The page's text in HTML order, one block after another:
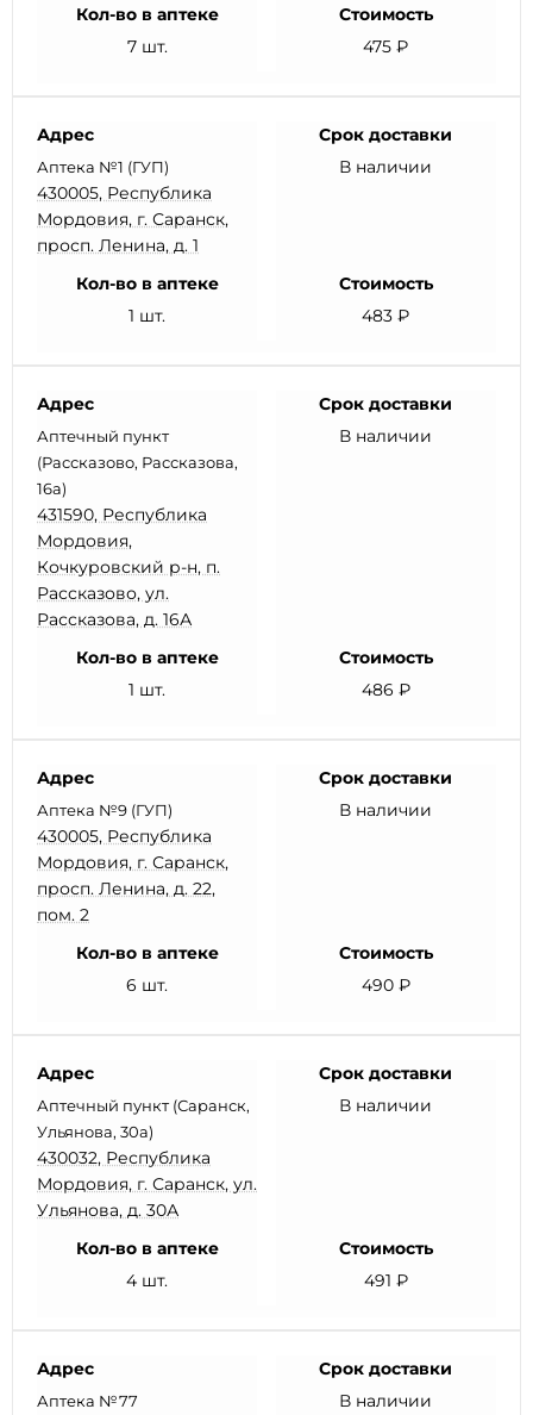
Кол-во в аптеке
7 шт.
Стоимость
475 ₽
Адрес
Аптека №1 (ГУП)
430005, Республика
Мордовия, г. Саранск,
просп. Ленина, д. 1
Срок доставки
В наличии
Кол-во в аптеке
1 шт.
Стоимость
483 ₽
Адрес
Аптечный пункт
(Рассказово, Рассказова,
16а)
431590, Республика
Мордовия,
Кочкуровский р-н, п.
Рассказово, ул.
Рассказова, д. 16А
Срок доставки
В наличии
Кол-во в аптеке
1 шт.
Стоимость
486 ₽
Адрес
Аптека №9 (ГУП)
430005, Республика
Мордовия, г. Саранск,
просп. Ленина, д. 22,
пом. 2
Срок доставки
В наличии
Кол-во в аптеке
6 шт.
Стоимость
490 ₽
Адрес
Аптечный пункт (Саранск,
Ульянова, 30а)
430032, Республика
Мордовия, г. Саранск, ул.
Ульянова, д. 30А
Срок доставки
В наличии
Кол-во в аптеке
4 шт.
Стоимость
491 ₽
Адрес
Аптека №77
Срок доставки
В наличии